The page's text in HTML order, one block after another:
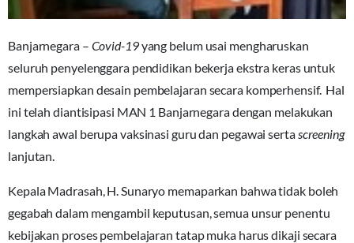
Banjarnegara – Covid-19yang belum usai mengharuskan
seluruh penyelenggara pendidikan bekerja ekstra keras untuk
mempersiapkan desain pembelajaran secara komperhensif. Hal
ini telah diantisipasi MAN 1 Banjarnegara dengan melakukan
langkah awal berupa vaksinasi guru dan pegawai serta screening
lanjutan.
Kepala Madrasah, H. Sunaryo memaparkan bahwa tidak boleh
gegabah dalam mengambil keputusan, semua unsur penentu
kebijakan proses pembelajaran tatap muka harus dikaji secara